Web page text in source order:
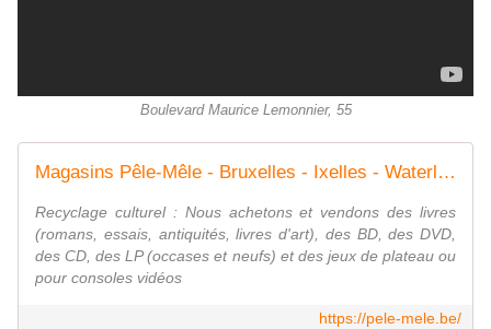
Boulevard Maurice Lemonnier, 55
Magasins Pêle-Mêle - Bruxelles - Ixelles - Waterloo
Recyclage culturel : Nous achetons et vendons des livres
(romans, essais, antiquités, livres d'art), des BD, des DVD,
des CD, des LP (occases et neufs) et des jeux de plateau ou
pour consoles vidéos
https://pele-mele.be/